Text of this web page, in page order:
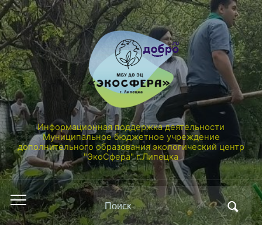
Информационная поддержка деятельности
Муниципальное бюджетное учреждение
дополнительного образования экологический центр
"ЭкоСфера" г.Липецка
Переключить
мобильное
Поиск
по: